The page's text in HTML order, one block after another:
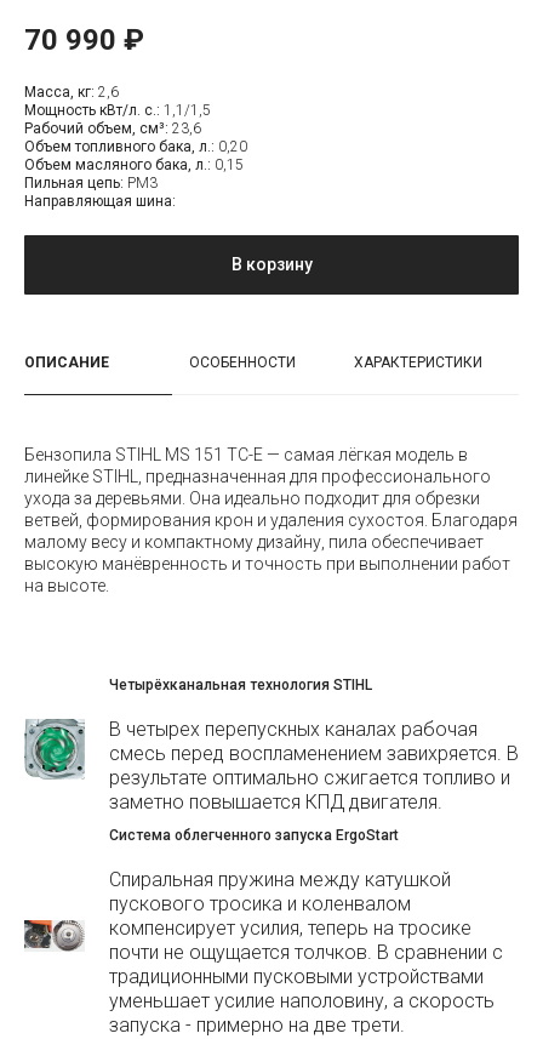
70 990 ₽
Масса, кг: 2,6
Мощность кВт/л. с.: 1,1/1,5
Рабочий объем, см³: 23,6
Объем топливного бака, л.: 0,20
Объем масляного бака, л.: 0,15
Пильная цепь: PM3
Направляющая шина:
В корзину
ОПИСАНИЕ ОСОБЕННОСТИ ХАРАКТЕРИСТИКИ
Бензопила STIHL MS 151 TC-E — самая лёгкая модель в
линейке STIHL, предназначенная для профессионального
ухода за деревьями. Она идеально подходит для обрезки
ветвей, формирования крон и удаления сухостоя. Благодаря
малому весу и компактному дизайну, пила обеспечивает
высокую манёвренность и точность при выполнении работ
на высоте.
Четырёхканальная технология STIHL
В четырех перепускных каналах рабочая
смесь перед воспламенением завихряется. В
результате оптимально сжигается топливо и
заметно повышается КПД двигателя.
Система облегченного запуска ErgoStart
Спиральная пружина между катушкой
пускового тросика и коленвалом
компенсирует усилия, теперь на тросике
почти не ощущается толчков. В сравнении с
традиционными пусковыми устройствами
уменьшает усилие наполовину, а скорость
запуска - примерно на две трети.